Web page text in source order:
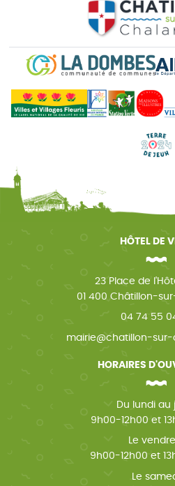
HÔTEL DE
23 Place de
01 400 Châtillon-
04 74 55
mairie@chatillon-
HORAIRES
Du lundi au
9h00-12h00 et
Le
9h00-12h00 et
Le